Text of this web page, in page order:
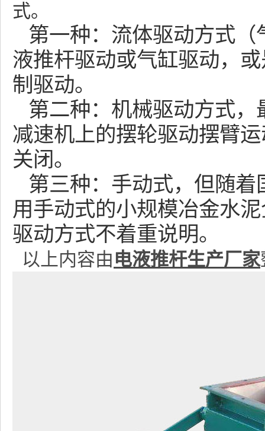
式。
第一种：流体驱动方式（
液推杆驱动或气缸驱动，
制驱动。
第二种：机械驱动方式，
减速机上的摆轮驱动摆臂
关闭。
第三种：手动式，但随着
用手动式的小规模冶金水
驱动方式不着重说明。
以上内容由 电液推杆生产厂家